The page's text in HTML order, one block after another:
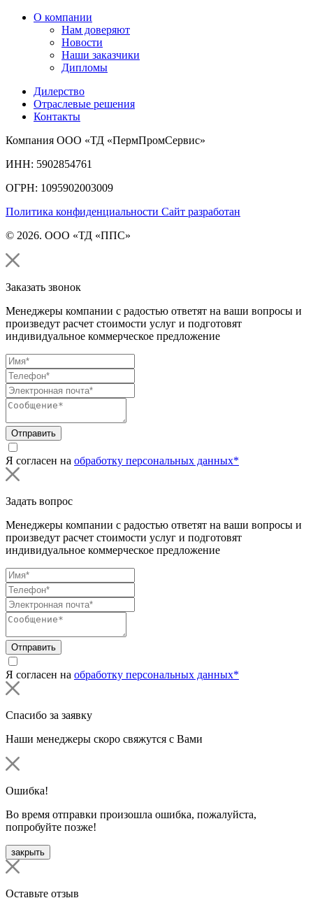
О компании
Нам доверяют
Новости
Наши заказчики
Дипломы
Дилерство
Отраслевые решения
Контакты
Компания ООО «ТД «ПермПромСервис»
ИНН: 5902854761
ОГРН: 1095902003009
Политика конфиденциальности Сайт разработан
© 2026. ООО «ТД «ППС»
Заказать звонок
Менеджеры компании с радостью ответят на ваши вопросы и
произведут расчет стоимости услуг и подготовят
индивидуальное коммерческое предложение
Отправить
Я согласен на обработку персональных данных*
Задать вопрос
Менеджеры компании с радостью ответят на ваши вопросы и
произведут расчет стоимости услуг и подготовят
индивидуальное коммерческое предложение
Отправить
Я согласен на обработку персональных данных*
Спасибо за заявку
Наши менеджеры скоро свяжутся с Вами
Ошибка!
Во время отправки произошла ошибка, пожалуйста,
попробуйте позже!
закрыть
Оставьте отзыв